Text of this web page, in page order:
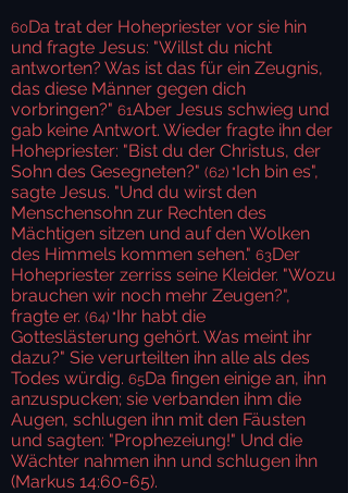
60Da trat der Hohepriester vor sie hin
und fragte Jesus: "Willst du nicht
antworten? Was ist das für ein Zeugnis,
das diese Männer gegen dich
vorbringen?" 61Aber Jesus schwieg und
gab keine Antwort. Wieder fragte ihn der
Hohepriester: "Bist du der Christus, der
Sohn des Gesegneten?" (62) "Ich bin es",
sagte Jesus. "Und du wirst den
Menschensohn zur Rechten des
Mächtigen sitzen und auf den Wolken
des Himmels kommen sehen." 63Der
Hohepriester zerriss seine Kleider. "Wozu
brauchen wir noch mehr Zeugen?",
fragte er. (64) "Ihr habt die
Gotteslästerung gehört. Was meint ihr
dazu?" Sie verurteilten ihn alle als des
Todes würdig. 65Da fingen einige an, ihn
anzuspucken; sie verbanden ihm die
Augen, schlugen ihn mit den Fäusten
und sagten: "Prophezeiung!" Und die
Wächter nahmen ihn und schlugen ihn
(Markus 14:60-65).